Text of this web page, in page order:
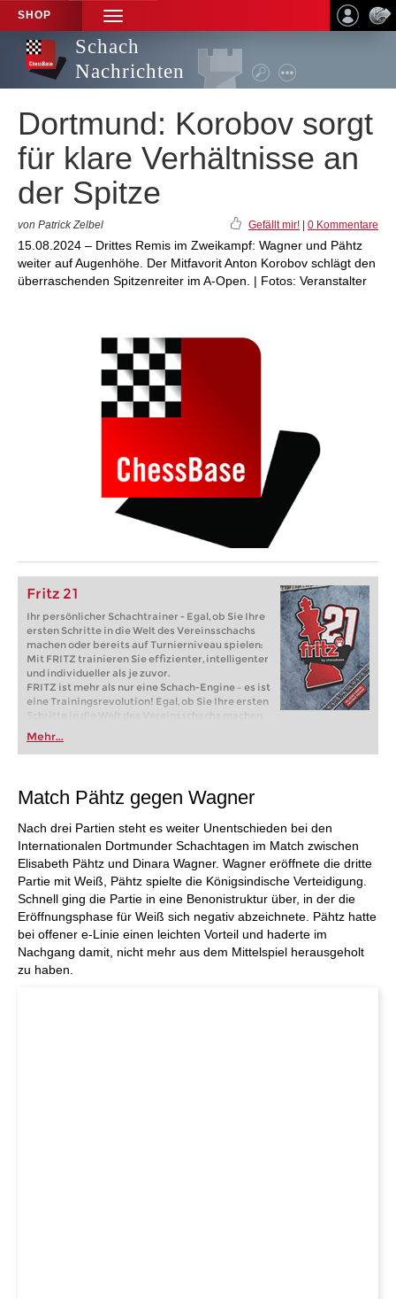
SHOP
TOGGLE
NAVIGATION
Schach
Nachrichten
Dortmund: Korobov sorgt
für klare Verhältnisse an
der Spitze
von Patrick Zelbel Gefällt mir! 0 Kommentare
15.08.2024 – Drittes Remis im Zweikampf: Wagner und Pähtz
weiter auf Augenhöhe. Der Mitfavorit Anton Korobov schlägt den
überraschenden Spitzenreiter im A-Open. | Fotos: Veranstalter
Fritz 21
Ihr persönlicher Schachtrainer - Egal, ob Sie Ihre
ersten Schritte in die Welt des Vereinsschachs
machen oder bereits auf Turnierniveau spielen:
Mit FRITZ trainieren Sie effizienter, intelligenter
und individueller als je zuvor.
FRITZ ist mehr als nur eine Schach-Engine – es ist
eine Trainingsrevolution! Egal, ob Sie Ihre ersten
Schritte in die Welt des Vereinsschachs machen
oder bereits auf Turnierniveau spielen: Mit
FRITZ trainieren Sie effizienter, intelligenter und
individueller als je zuvor.
Mehr...
Match Pähtz gegen Wagner
Nach drei Partien steht es weiter Unentschieden bei den
Internationalen Dortmunder Schachtagen im Match zwischen
Elisabeth Pähtz und Dinara Wagner. Wagner eröffnete die dritte
Partie mit Weiß, Pähtz spielte die Königsindische Verteidigung.
Schnell ging die Partie in eine Benonistruktur über, in der die
Eröffnungsphase für Weiß sich negativ abzeichnete. Pähtz hatte
bei offener e-Linie einen leichten Vorteil und haderte im
Nachgang damit, nicht mehr aus dem Mittelspiel herausgeholt
zu haben.